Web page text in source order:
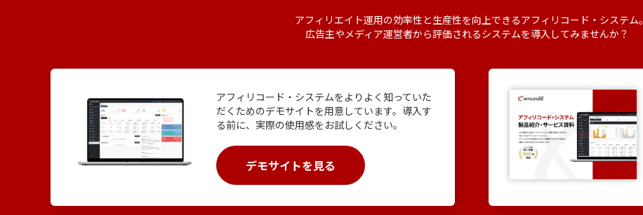
アフィリエイト運用の効率性と生産性を向上できるアフィリコード・システム。
広告主やメディア運営者から評価されるシステムを導入してみませんか？
アフィリコード・システムをよりよく知っていた
だくためのデモサイトを用意しています。導入す
る前に、実際の使用感をお試しください。
デモサイトを見る